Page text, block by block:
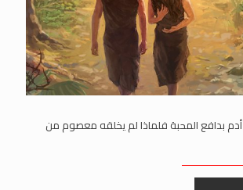
أدم بدافع المحبة فلماذا لم يخلقه معصوم من